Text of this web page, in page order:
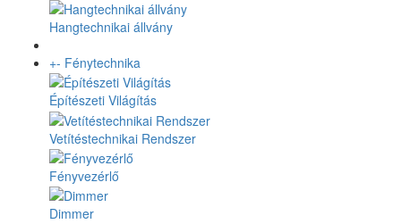
Hangtechnikai állvány
+- Fénytechnika
Építészeti Világítás
Vetítéstechnikai Rendszer
Fényvezérlő
Dimmer